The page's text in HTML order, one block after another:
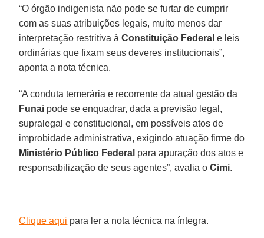
“O órgão indigenista não pode se furtar de cumprir
com as suas atribuições legais, muito menos dar
interpretação restritiva àConstituição Federal e leis
ordinárias que fixam seus deveres institucionais”,
aponta a nota técnica.
“A conduta temerária e recorrente da atual gestão da
Funai pode se enquadrar, dada a previsão legal,
supralegal e constitucional, em possíveis atos de
improbidade administrativa, exigindo atuação firme do
Ministério Público Federal para apuração dos atos e
responsabilização de seus agentes”, avalia oCimi.
Clique aqui para ler a nota técnica na íntegra.